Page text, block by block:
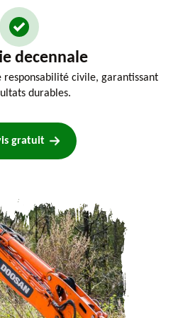
decennale
responsabilité civile, garantissant
durables.
gratuit